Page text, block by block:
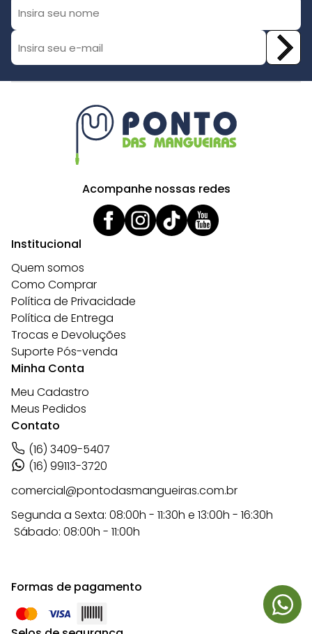
Acompanhe nossas redes
Institucional
Quem somos
Como Comprar
Política de Privacidade
Política de Entrega
Trocas e Devoluções
Suporte Pós-venda
Minha Conta
Meu Cadastro
Meus Pedidos
Contato
(16) 3409-5407
(16) 99113-3720
comercial@pontodasmangueiras.com.br
Segunda a Sexta: 08:00h - 11:30h e 13:00h - 16:30h
Sábado: 08:00h - 11:00h
Formas de pagamento